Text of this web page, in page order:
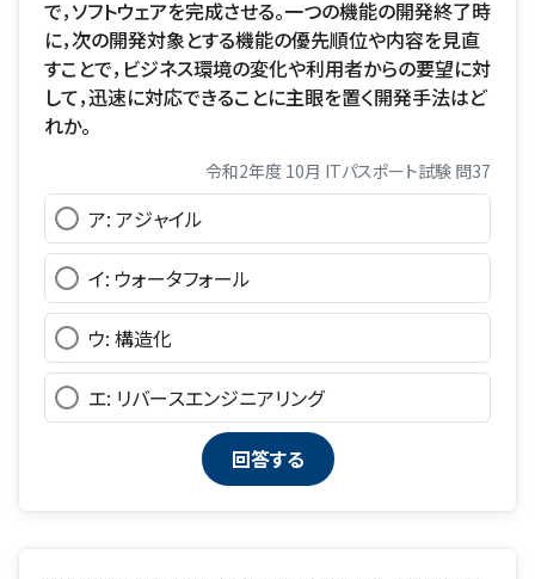
で，ソフトウェアを完成させる。一つの機能の開発終了時
に，次の開発対象とする機能の優先順位や内容を見直
すことで，ビジネス環境の変化や利用者からの要望に対
して，迅速に対応できることに主眼を置く開発手法はど
れか。
令和2年度 10月 ITパスポート試験 問37
ア: アジャイル
イ: ウォータフォール
ウ: 構造化
エ: リバースエンジニアリング